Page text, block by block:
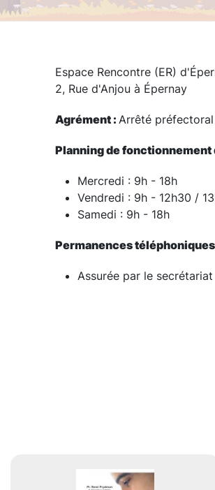
Espace Rencontre (ER)
2, Rue d'Anjou à Épernay
Agrément :Arrêté
Planning de fonctionnement
Mercredi : 9h - 18h
Vendredi : 9h - 12h30 /
Samedi : 9h - 18h
Permanences
Assurée par le